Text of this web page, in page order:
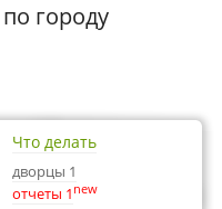
городу
Что делать
дворцы 1
отчеты 1 new